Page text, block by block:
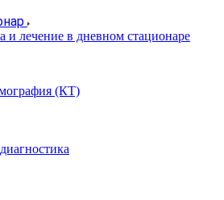
и лечение в дневном стационаре
(КТ)